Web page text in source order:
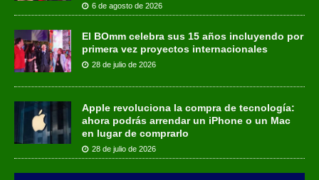
6 de agosto de 2026
El BOmm celebra sus 15 años incluyendo por
primera vez proyectos internacionales
28 de julio de 2026
Apple revoluciona la compra de tecnología:
ahora podrás arrendar un iPhone o un Mac
en lugar de comprarlo
28 de julio de 2026